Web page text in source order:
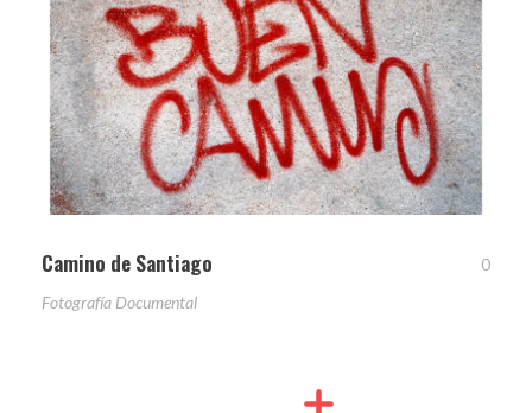
Camino de Santiago
0
Fotografía Documental